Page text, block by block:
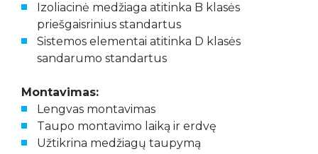
Izoliacinė medžiaga atitinka B klasės
priešgaisrinius standartus
Sistemos elementai atitinka D klasės
sandarumo standartus
Montavimas:
Lengvas montavimas
Taupo montavimo laiką ir erdvę
Užtikrina medžiagų taupymą